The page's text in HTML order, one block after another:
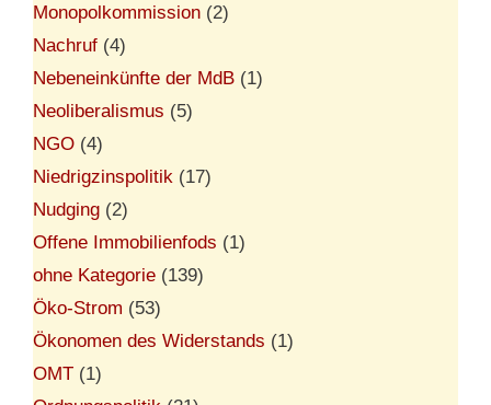
Monopolkommission (2)
Nachruf (4)
Nebeneinkünfte der MdB (1)
Neoliberalismus (5)
NGO (4)
Niedrigzinspolitik (17)
Nudging (2)
Offene Immobilienfods (1)
ohne Kategorie (139)
Öko-Strom (53)
Ökonomen des Widerstands (1)
OMT (1)